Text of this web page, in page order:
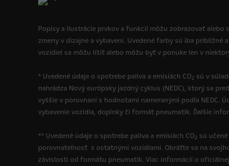
Popisy a ilustrácie prvkov a funkcií môžu zobrazovať alebo
zmeny v dizajne a vybavení. Uvedené farby sú iba
vozidiel sa môžu líšiť alebo môžu byť v ponuke len v
* Uvedené údaje o spotrebe paliva a emisiách CO2 sú v
nahrádza Nový európsky jazdný cyklus (NEDC), ktorý sa
vyššie v porovnaní s hodnotami nameranými podľa NEDC.
vybavenie vozidla, doplnky či formát pneumatík. Ďalšie
** Uvedené údaje o spotrebe paliva a emisiách CO2 sú
porovnateľnosť s ostatnými vozidlami. Obráťte sa na
závislosti od formátu pneumatík. Viac informácií o